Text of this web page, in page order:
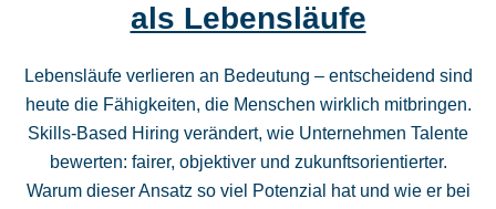
als Lebensläufe
Lebensläufe verlieren an Bedeutung – entscheidend sind
heute die Fähigkeiten, die Menschen wirklich mitbringen.
Skills-Based Hiring verändert, wie Unternehmen Talente
bewerten: fairer, objektiver und zukunftsorientierter.
Warum dieser Ansatz so viel Potenzial hat und wie er bei